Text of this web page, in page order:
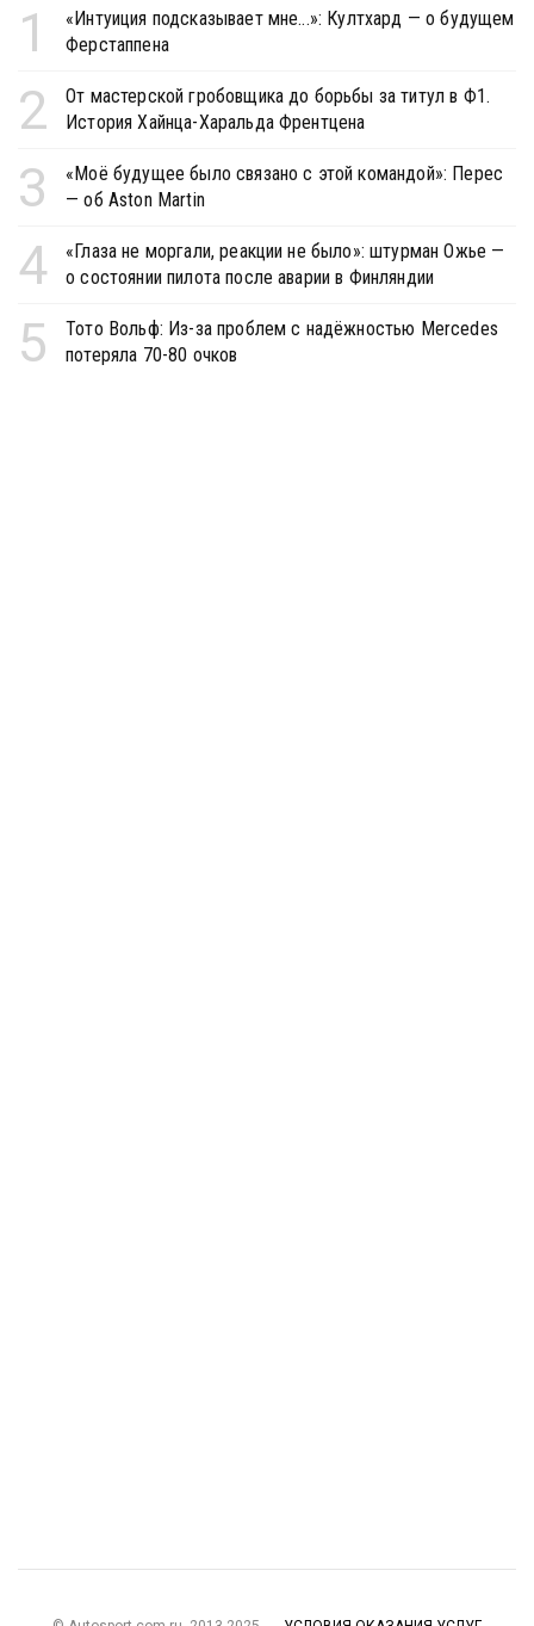
1
«Интуиция подсказывает мне...»: Култхард — о будущем
Ферстаппена
2
От мастерской гробовщика до борьбы за титул в Ф1.
История Хайнца-Харальда Френтцена
3
«Моё будущее было связано с этой командой»: Перес
— об Aston Martin
4
«Глаза не моргали, реакции не было»: штурман Ожье —
о состоянии пилота после аварии в Финляндии
5
Тото Вольф: Из-за проблем с надёжностью Mercedes
потеряла 70-80 очков